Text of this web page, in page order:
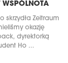
WSPÓLNOTA
skrzydła Zeitraum
okazję
dyrektorką
Ho ...